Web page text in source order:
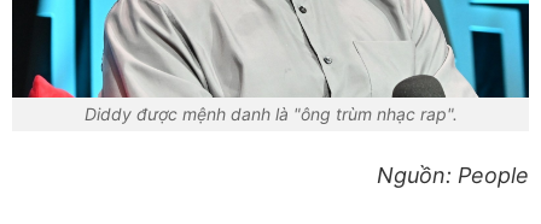
Diddy được mệnh danh là "ông trùm nhạc rap".
Nguồn: People